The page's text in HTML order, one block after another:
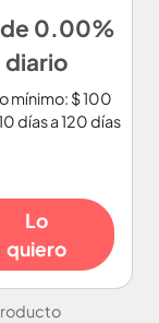
0.00%
diario
mínimo: $ 100
días a 120 días
Lo
quiero